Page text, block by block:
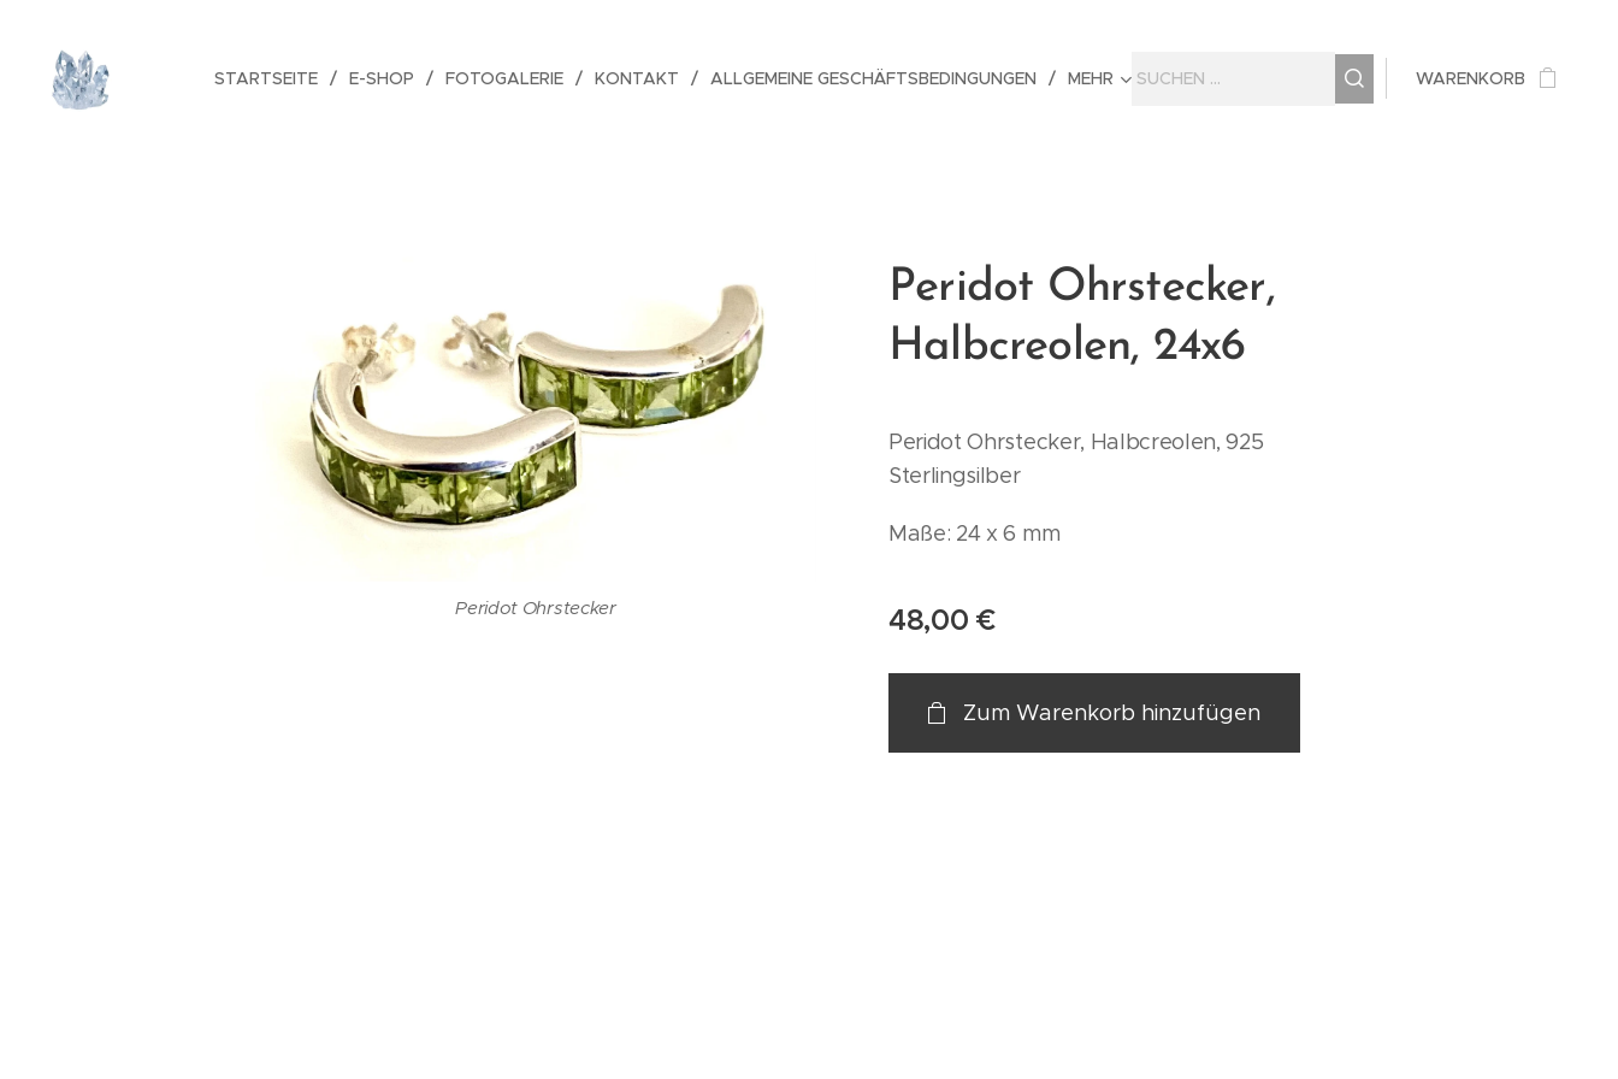
STARTSEITE E-SHOP FOTOGALERIE KONTAKT ALLGEMEINE GESCHÄFTSBEDINGUNGEN MEHR WARENKORB
Peridot Ohrstecker,
Halbcreolen, 24x6
Peridot Ohrstecker
Peridot Ohrstecker, Halbcreolen, 925
Sterlingsilber
Maße: 24 x 6 mm
48,00 €
Zum Warenkorb hinzufügen